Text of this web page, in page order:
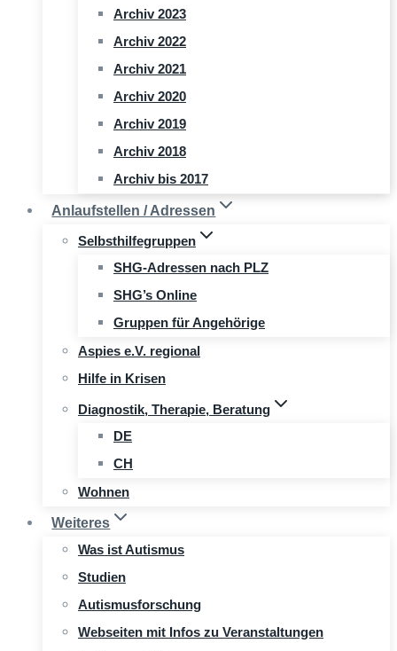
Archiv 2023
Archiv 2022
Archiv 2021
Archiv 2020
Archiv 2019
Archiv 2018
Archiv bis 2017
Anlaufstellen / Adressen
Selbsthilfegruppen
SHG-Adressen nach PLZ
SHG’s Online
Gruppen für Angehörige
Aspies e.V. regional
Hilfe in Krisen
Diagnostik, Therapie, Beratung
DE
CH
Wohnen
Weiteres
Was ist Autismus
Studien
Autismusforschung
Webseiten mit Infos zu Veranstaltungen